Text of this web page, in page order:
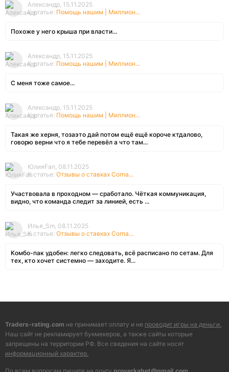
Александр, 15.11.2025
К статье: Помощь нашим | Миллион...
Похоже у него крыша при власти...
Александр, 15.11.2025
К статье: Помощь нашим | Миллион...
С меня тоже самое...
Александр, 15.11.2025
К статье: Помощь нашим | Миллион...
Такая же херня, тозаэто дай потом ещё ещё короче ктдалово,
говорю верни что я тебе перевёл а что там...
ЮлияFan, 08.11.2025
К статье: Отзывы о ставках Corna...
Участвовала в проходном — сработало. Чёткая коммуникация,
видно, что команда следит за линией, есть ...
Илья_Sm, 08.11.2025
К статье: Отзывы о ставках Corna...
Комбо-пак удобен: легко следовать, всё расписано по сетам. Для
тех, кто хочет системно — заходите. Я...
Traders-rating.com не принимает оплату и не проводит игры на деньги.
Наш сайт не рекламирует букмекеров, а также сайты которые
запрещены на территории РФ. Все сведения на сайте носят
информационный характер.